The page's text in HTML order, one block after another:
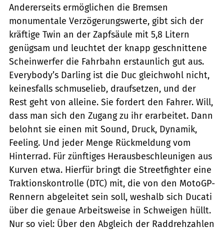
Andererseits ermöglichen die Bremsen
monumentale Verzögerungswerte, gibt sich der
kräftige Twin an der Zapfsäule mit 5,8 Litern
genügsam und leuchtet der knapp geschnittene
Scheinwerfer die Fahrbahn erstaunlich gut aus.
Everybody’s Darling ist die Duc gleichwohl nicht,
keinesfalls schmuselieb, draufsetzen, und der
Rest geht von alleine. Sie fordert den Fahrer. Will,
dass man sich den Zugang zu ihr erarbeitet. Dann
belohnt sie einen mit Sound, Druck, Dynamik,
Feeling. Und jeder Menge Rückmeldung vom
Hinterrad. Für zünftiges Herausbeschleunigen aus
Kurven etwa. Hierfür bringt die Streetfighter eine
Traktionskontrolle (DTC) mit, die von den MotoGP-
Rennern abgeleitet sein soll, weshalb sich Ducati
über die genaue Arbeitsweise in Schweigen hüllt.
Nur so viel: Über den Abgleich der Raddrehzahlen